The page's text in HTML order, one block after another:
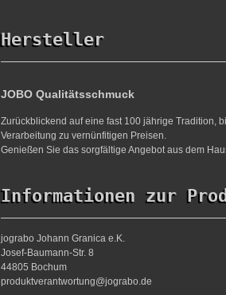
Hersteller
JOBO Qualitätsschmuck
Zurückblickend auf eine fast 100 jährige Tradition,
Verarbeitung zu vernünfitigen Preisen.
Genießen Sie das sorgfältige Angebot aus dem
Informationen zur
jograbo Johann Granica e.K.
Josef-Baumann-Str. 8
44805 Bochum
produktverantwortung@jograbo.de